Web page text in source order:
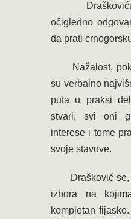
Draškoviću
očigledno
da prati
Nažalost,
su verbalno
puta u praksi
stvari, svi oni
interese i tome
svoje stavove.
Drašković se,
izbora na
kompletan